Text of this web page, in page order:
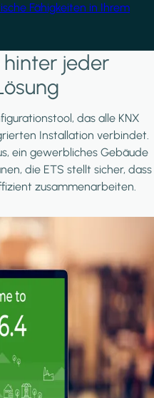
Fähigkeiten in Ihrem
hinter jeder
das alle KNX
Installation verbindet.
ein gewerbliches Gebäude
die ETS stellt sicher, dass
zusammenarbeiten.